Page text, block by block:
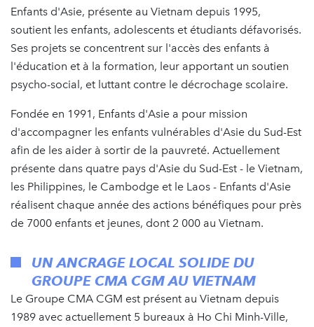
Enfants d'Asie, présente au Vietnam depuis 1995,
soutient les enfants, adolescents et étudiants défavorisés.
Ses projets se concentrent sur l'accès des enfants à
l'éducation et à la formation, leur apportant un soutien
psycho-social, et luttant contre le décrochage scolaire.
Fondée en 1991, Enfants d'Asie a pour mission
d'accompagner les enfants vulnérables d'Asie du Sud-Est
afin de les aider à sortir de la pauvreté. Actuellement
présente dans quatre pays d'Asie du Sud-Est - le Vietnam,
les Philippines, le Cambodge et le Laos - Enfants d'Asie
réalisent chaque année des actions bénéfiques pour près
de 7000 enfants et jeunes, dont 2 000 au Vietnam.
UN ANCRAGE LOCAL SOLIDE DU
GROUPE CMA CGM AU VIETNAM
Le Groupe CMA CGM est présent au Vietnam depuis
1989 avec actuellement 5 bureaux à Ho Chi Minh-Ville,